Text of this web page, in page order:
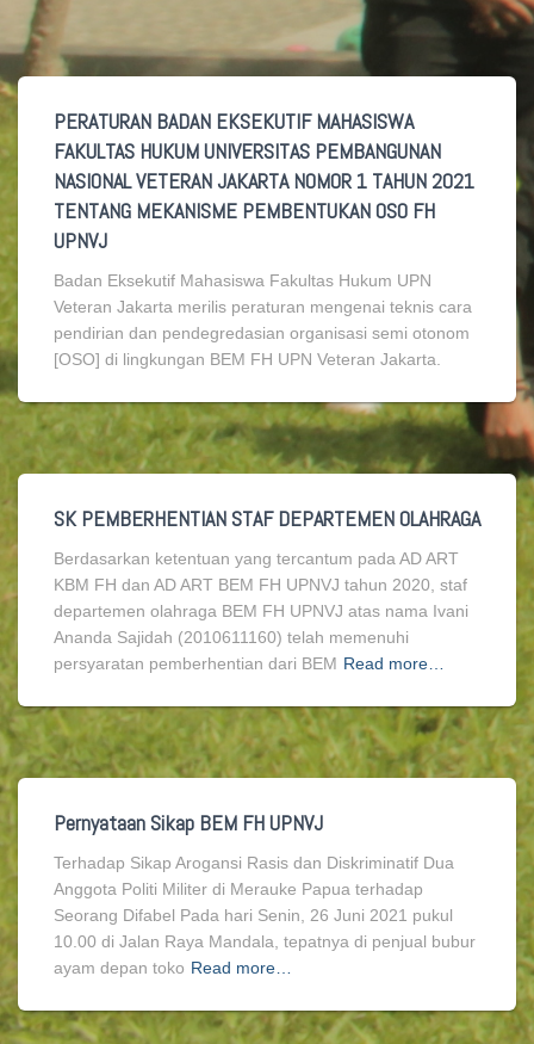
PERATURAN BADAN EKSEKUTIF MAHASISWA
FAKULTAS HUKUM UNIVERSITAS PEMBANGUNAN
NASIONAL VETERAN JAKARTA NOMOR 1 TAHUN 2021
TENTANG MEKANISME PEMBENTUKAN OSO FH
UPNVJ
Badan Eksekutif Mahasiswa Fakultas Hukum UPN
Veteran Jakarta merilis peraturan mengenai teknis cara
pendirian dan pendegredasian organisasi semi otonom
[OSO] di lingkungan BEM FH UPN Veteran Jakarta.
SK PEMBERHENTIAN STAF DEPARTEMEN OLAHRAGA
Berdasarkan ketentuan yang tercantum pada AD ART
KBM FH dan AD ART BEM FH UPNVJ tahun 2020, staf
departemen olahraga BEM FH UPNVJ atas nama Ivani
Ananda Sajidah (2010611160) telah memenuhi
persyaratan pemberhentian dari BEM Read more…
Pernyataan Sikap BEM FH UPNVJ
Terhadap Sikap Arogansi Rasis dan Diskriminatif Dua
Anggota Politi Militer di Merauke Papua terhadap
Seorang Difabel Pada hari Senin, 26 Juni 2021 pukul
10.00 di Jalan Raya Mandala, tepatnya di penjual bubur
ayam depan toko Read more…